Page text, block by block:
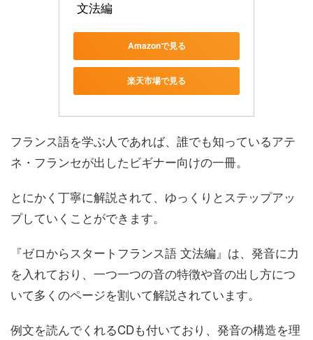
文法編
Amazonで見る
楽天市場で見る
フランス語を学ぶ人であれば、誰でも知っているアテ
ネ・フランセが出したビギナー向けの一冊。
とにかく丁寧に解説されて、ゆっくりとステップアッ
プしていくことができます。
『ゼロからスタートフランス語 文法編』は、発音に力
を入れており、一つ一つの音の特徴や音の出し方につ
いて多くのページを割いて解説されています。
例文を読んでくれるCDも付いており、発音の構造を理